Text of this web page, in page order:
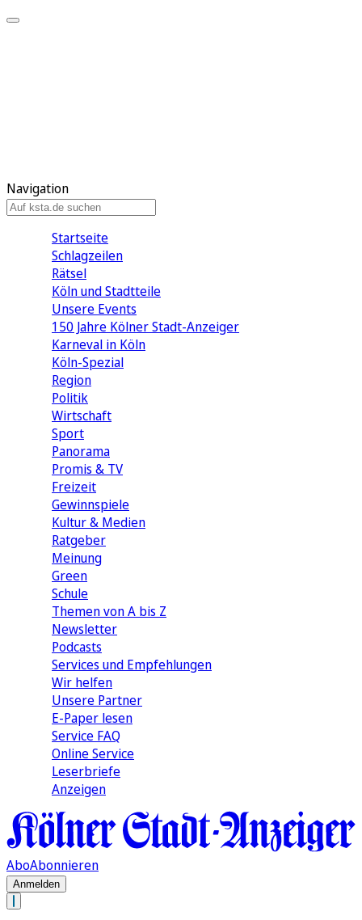
Navigation
Startseite
Schlagzeilen
Rätsel
Köln und Stadtteile
Unsere Events
150 Jahre Kölner Stadt-Anzeiger
Karneval in Köln
Köln-Spezial
Region
Politik
Wirtschaft
Sport
Panorama
Promis & TV
Freizeit
Gewinnspiele
Kultur & Medien
Ratgeber
Meinung
Green
Schule
Themen von A bis Z
Newsletter
Podcasts
Services und Empfehlungen
Wir helfen
Unsere Partner
E-Paper lesen
Service FAQ
Online Service
Leserbriefe
Anzeigen
AboAbonnieren
Anmelden